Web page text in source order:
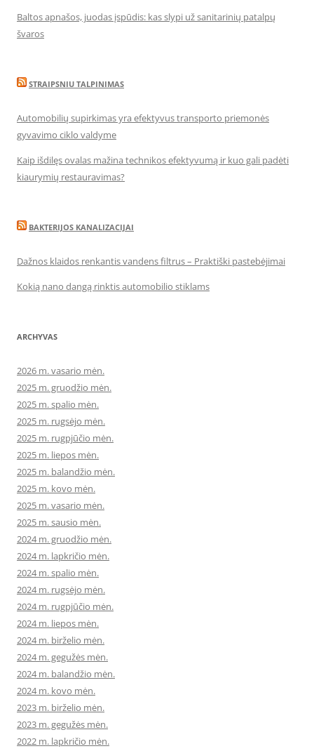
Baltos apnašos, juodas įspūdis: kas slypi už sanitarinių patalpų
švaros
STRAIPSNIU TALPINIMAS
Automobilių supirkimas yra efektyvus transporto priemonės
gyvavimo ciklo valdyme
Kaip išdilęs ovalas mažina technikos efektyvumą ir kuo gali padėti
kiaurymių restauravimas?
BAKTERIJOS KANALIZACIJAI
Dažnos klaidos renkantis vandens filtrus – Praktiški pastebėjimai
Kokią nano dangą rinktis automobilio stiklams
ARCHYVAS
2026 m. vasario mėn.
2025 m. gruodžio mėn.
2025 m. spalio mėn.
2025 m. rugsėjo mėn.
2025 m. rugpjūčio mėn.
2025 m. liepos mėn.
2025 m. balandžio mėn.
2025 m. kovo mėn.
2025 m. vasario mėn.
2025 m. sausio mėn.
2024 m. gruodžio mėn.
2024 m. lapkričio mėn.
2024 m. spalio mėn.
2024 m. rugsėjo mėn.
2024 m. rugpjūčio mėn.
2024 m. liepos mėn.
2024 m. birželio mėn.
2024 m. gegužės mėn.
2024 m. balandžio mėn.
2024 m. kovo mėn.
2023 m. birželio mėn.
2023 m. gegužės mėn.
2022 m. lapkričio mėn.